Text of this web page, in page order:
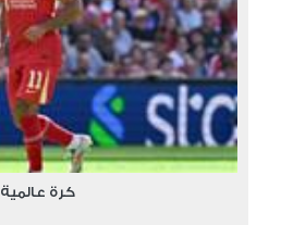
كرة عالمية